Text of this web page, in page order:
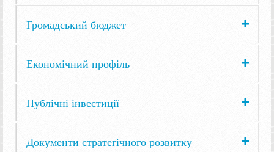
Громадський бюджет
Економічний профіль
Публічні інвестиції
Документи стратегічного розвитку